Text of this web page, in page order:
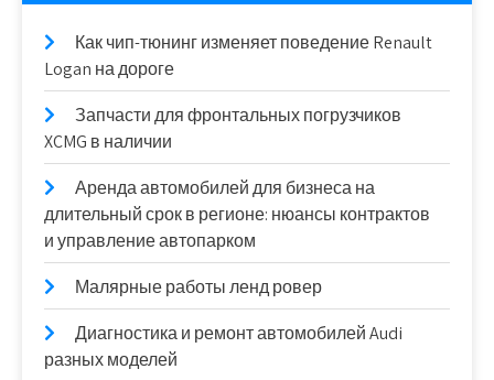
Как чип-тюнинг изменяет поведение Renault
Logan на дороге
Запчасти для фронтальных погрузчиков
XCMG в наличии
Аренда автомобилей для бизнеса на
длительный срок в регионе: нюансы контрактов
и управление автопарком
Малярные работы ленд ровер
Диагностика и ремонт автомобилей Audi
разных моделей